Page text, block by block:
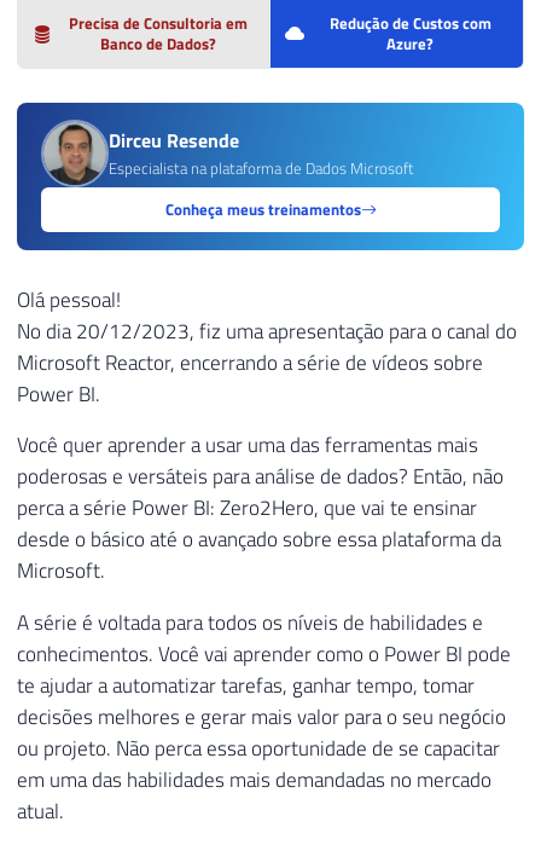
Precisa de Consultoria em
Banco de Dados?
Redução de Custos com
Azure?
Dirceu Resende
Especialista na plataforma de Dados Microsoft
Conheça meus treinamentos
Olá pessoal!
No dia 20/12/2023, fiz uma apresentação para o canal do
Microsoft Reactor, encerrando a série de vídeos sobre
Power BI.
Você quer aprender a usar uma das ferramentas mais
poderosas e versáteis para análise de dados? Então, não
perca a série Power BI: Zero2Hero, que vai te ensinar
desde o básico até o avançado sobre essa plataforma da
Microsoft.
A série é voltada para todos os níveis de habilidades e
conhecimentos. Você vai aprender como o Power BI pode
te ajudar a automatizar tarefas, ganhar tempo, tomar
decisões melhores e gerar mais valor para o seu negócio
ou projeto. Não perca essa oportunidade de se capacitar
em uma das habilidades mais demandadas no mercado
atual.